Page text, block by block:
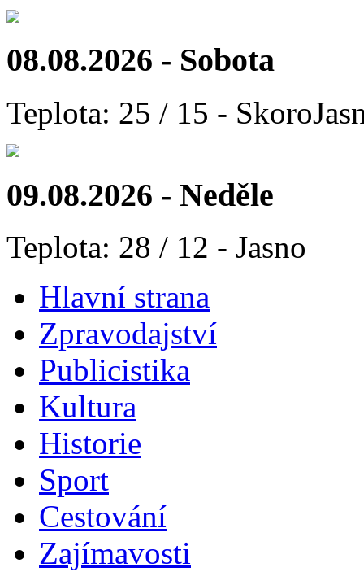
08.08.2026 - Sobota
Teplota: 25 / 15 -
09.08.2026 - Neděle
Teplota: 28 / 12 - Jasno
Hlavní strana
Zpravodajství
Publicistika
Kultura
Historie
Sport
Cestování
Zajímavosti